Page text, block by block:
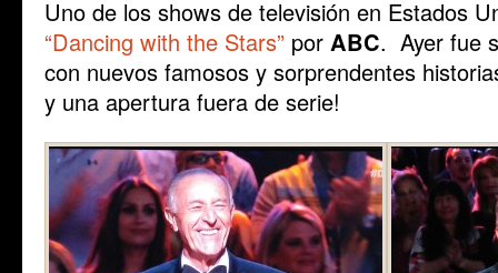
Uno de los shows de televisión en Estados
“Dancing with the Stars” por ABC. Ayer fue
con nuevos famosos y sorprendentes
y una apertura fuera de serie!